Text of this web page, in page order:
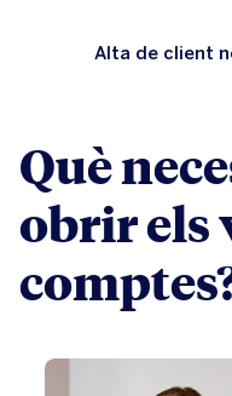
Què
obrir els